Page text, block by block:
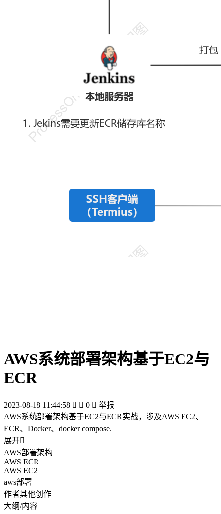
AWS系统部署架构基于EC2与
ECR
2023-08-18 11:44:58   0  举报
AWS系统部署架构基于EC2与ECR实战，涉及AWS EC2、
ECR、Docker、docker compose.
展开
AWS部署架构
AWS ECR
AWS EC2
aws部署
作者其他创作
大纲/内容